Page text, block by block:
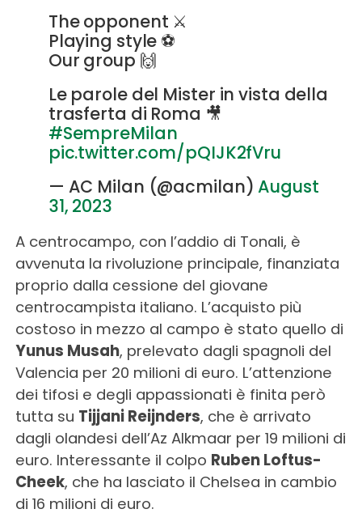
The opponent ⚔️
Playing style ⚽
Our group 🙌
Le parole del Mister in vista della
trasferta di Roma 🎥
#SempreMilan
pic.twitter.com/pQIJK2fVru
— AC Milan (@acmilan)August
31, 2023
A centrocampo, con l’addio di Tonali, è
avvenuta la rivoluzione principale, finanziata
proprio dalla cessione del giovane
centrocampista italiano. L’acquisto più
costoso in mezzo al campo è stato quello di
Yunus Musah, prelevato dagli spagnoli del
Valencia per 20 milioni di euro. L’attenzione
dei tifosi e degli appassionati è finita però
tutta su Tijjani Reijnders, che è arrivato
dagli olandesi dell’Az Alkmaar per 19 milioni di
euro. Interessante il colpo Ruben Loftus-
Cheek, che ha lasciato il Chelsea in cambio
di 16 milioni di euro.